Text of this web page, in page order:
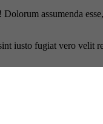
assumenda
iusto fugiat vero velit
Saytimizdan